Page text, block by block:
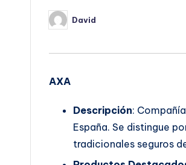
Publicado
por
David
AXA
Descripción:
España. Se distingue
tradicionales seguros